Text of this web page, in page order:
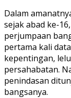
Dalam
sejak abad ke-
perjumpaan
pertama kali
kepentingan,
persahabatan.
penindasan
bangsanya.